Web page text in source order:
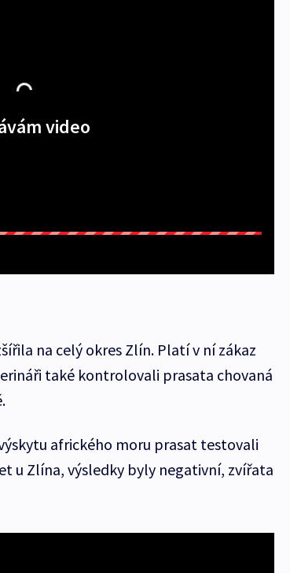
video
na celý okres Zlín. Platí v ní zákaz
také kontrolovali prasata chovaná
afrického moru prasat testovali
u Zlína, výsledky byly negativní, zvířata